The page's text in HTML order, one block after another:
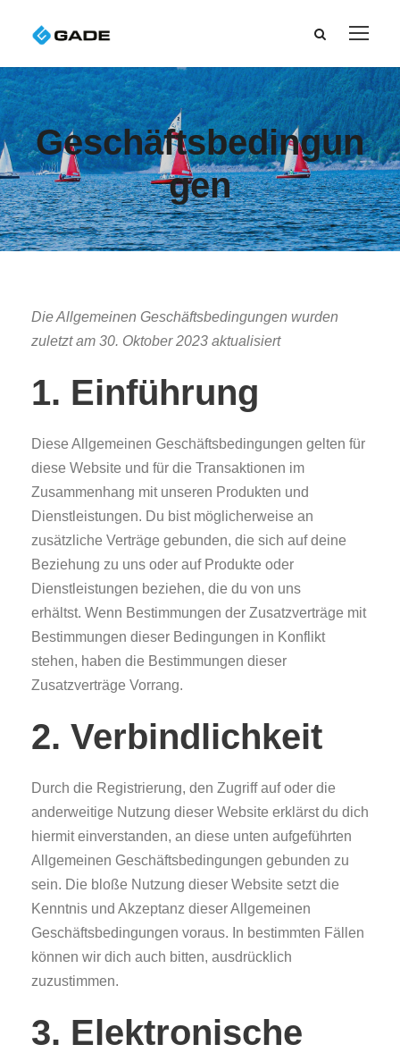
Geschäftsbedingun
gen
Die Allgemeinen Geschäftsbedingungen wurden
zuletzt am 30. Oktober 2023 aktualisiert
1. Einführung
Diese Allgemeinen Geschäftsbedingungen gelten für
diese Website und für die Transaktionen im
Zusammenhang mit unseren Produkten und
Dienstleistungen. Du bist möglicherweise an
zusätzliche Verträge gebunden, die sich auf deine
Beziehung zu uns oder auf Produkte oder
Dienstleistungen beziehen, die du von uns
erhältst. Wenn Bestimmungen der Zusatzverträge mit
Bestimmungen dieser Bedingungen in Konflikt
stehen, haben die Bestimmungen dieser
Zusatzverträge Vorrang.
2. Verbindlichkeit
Durch die Registrierung, den Zugriff auf oder die
anderweitige Nutzung dieser Website erklärst du dich
hiermit einverstanden, an diese unten aufgeführten
Allgemeinen Geschäftsbedingungen gebunden zu
sein. Die bloße Nutzung dieser Website setzt die
Kenntnis und Akzeptanz dieser Allgemeinen
Geschäftsbedingungen voraus. In bestimmten Fällen
können wir dich auch bitten, ausdrücklich
zuzustimmen.
3. Elektronische